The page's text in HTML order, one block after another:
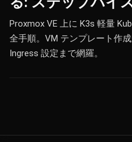
Proxmox VE 上に K3s 軽量
全手順。VM テンプレート作
Ingress 設定まで網羅。